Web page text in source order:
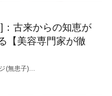
：古来からの知恵が
【美容専門家が徹
(無患子)…